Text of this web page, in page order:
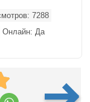
7288
Онлайн: Да